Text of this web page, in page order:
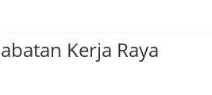
Kerja Raya